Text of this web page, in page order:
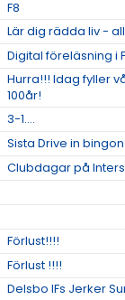
F8
Lär dig rädda liv -
Digital föreläsning i
Hurra!!! Idag fyller
100år!
3-1....
Sista Drive in
Clubdagar på
Förlust!!!!
Förlust !!!!
Delsbo IFs Jerker